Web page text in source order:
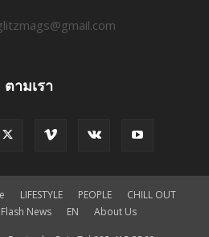
ตามเรา
LIFESTYLE PEOPLE
CHILL OUT
Flash News EN​ About Us